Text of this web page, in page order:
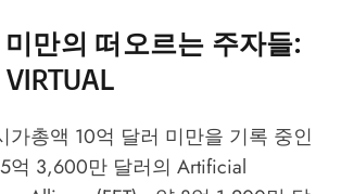
만의 떠오르는 주자들:
VIRTUAL
가총액 10억 달러 미만을 기록 중인
억 3,600만 달러의 Artificial